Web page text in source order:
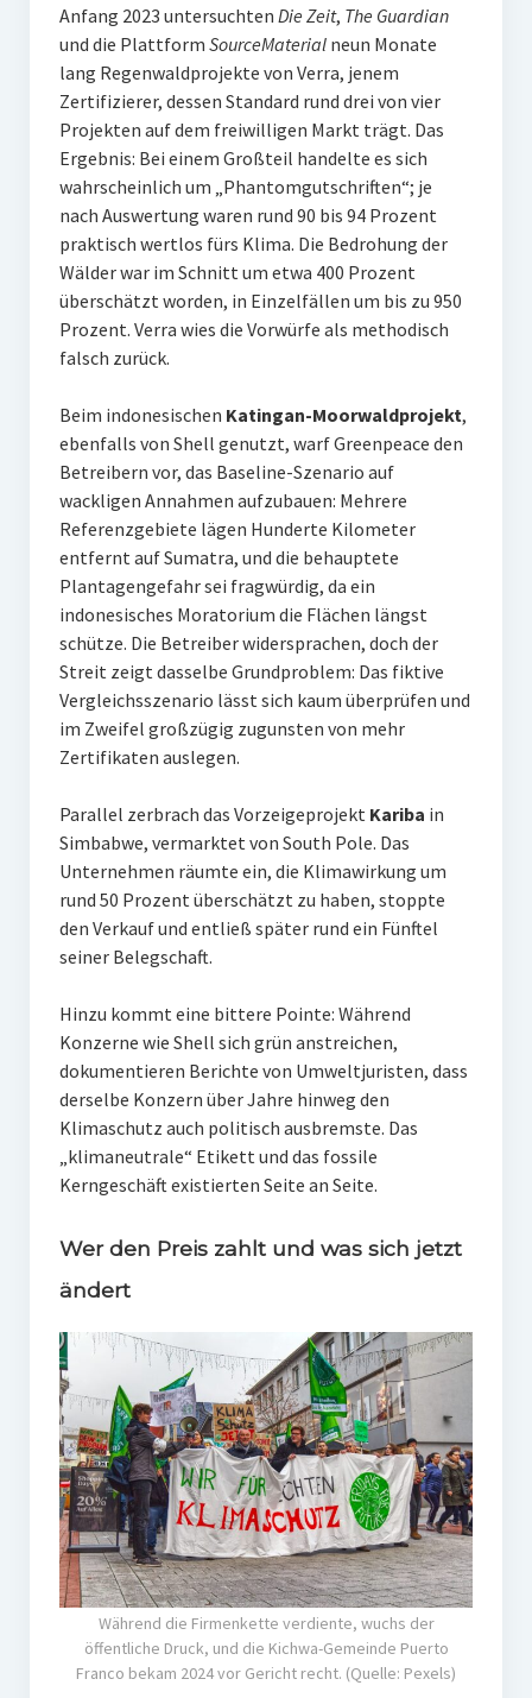
Anfang 2023 untersuchten Die Zeit, The Guardian
und die Plattform SourceMaterialneun Monate
lang Regenwaldprojekte von Verra, jenem
Zertifizierer, dessen Standard rund drei von vier
Projekten auf dem freiwilligen Markt trägt. Das
Ergebnis: Bei einem Großteil handelte es sich
wahrscheinlich um „Phantomgutschriften“; je
nach Auswertung waren rund 90 bis 94 Prozent
praktisch wertlos fürs Klima. Die Bedrohung der
Wälder war im Schnitt um etwa 400 Prozent
überschätzt worden, in Einzelfällen um bis zu 950
Prozent. Verra wies die Vorwürfe als methodisch
falsch zurück.
Beim indonesischen Katingan-Moorwaldprojekt,
ebenfalls von Shell genutzt, warf Greenpeace den
Betreibern vor, das Baseline-Szenario auf
wackligen Annahmen aufzubauen: Mehrere
Referenzgebiete lägen Hunderte Kilometer
entfernt auf Sumatra, und die behauptete
Plantagengefahr sei fragwürdig, da ein
indonesisches Moratorium die Flächen längst
schütze. Die Betreiber widersprachen, doch der
Streit zeigt dasselbe Grundproblem: Das fiktive
Vergleichsszenario lässt sich kaum überprüfen und
im Zweifel großzügig zugunsten von mehr
Zertifikaten auslegen.
Parallel zerbrach das Vorzeigeprojekt Kariba in
Simbabwe, vermarktet von South Pole. Das
Unternehmen räumte ein, die Klimawirkung um
rund 50 Prozent überschätzt zu haben, stoppte
den Verkauf und entließ später rund ein Fünftel
seiner Belegschaft.
Hinzu kommt eine bittere Pointe: Während
Konzerne wie Shell sich grün anstreichen,
dokumentieren Berichte von Umweltjuristen, dass
derselbe Konzern über Jahre hinweg den
Klimaschutz auch politisch ausbremste. Das
„klimaneutrale“ Etikett und das fossile
Kerngeschäft existierten Seite an Seite.
Wer den Preis zahlt und was sich jetzt
ändert
Während die Firmenkette verdiente, wuchs der
öffentliche Druck, und die Kichwa-Gemeinde Puerto
Franco bekam 2024 vor Gericht recht. (Quelle: Pexels)